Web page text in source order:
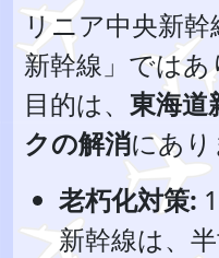
リニア中央新
新幹線」では
目的は、 東海道
クの解消にあり
老朽化対策:
新幹線は、